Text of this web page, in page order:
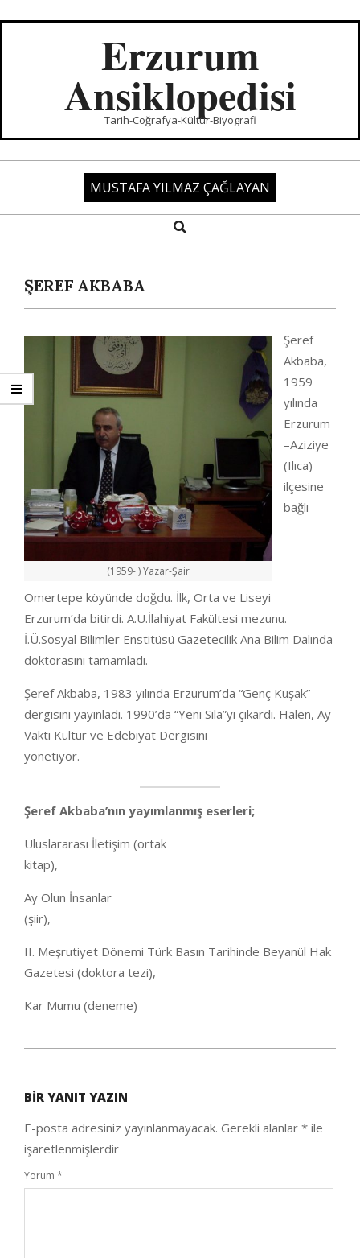
Erzurum
Ansiklopedisi
Tarih-Coğrafya-Kültür-Biyografi
MUSTAFA YILMAZ ÇAĞLAYAN
Search
ŞEREF AKBABA
(1959- ) Yazar-Şair
Şeref
Akbaba,
1959
yılında
Erzurum
–Aziziye
(Ilıca)
ilçesine
bağlı
Ömertepe köyünde doğdu. İlk, Orta ve Liseyi
Erzurum’da bitirdi. A.Ü.İlahiyat Fakültesi mezunu.
İ.Ü.Sosyal Bilimler Enstitüsü Gazetecilik Ana Bilim Dalında
doktorasını tamamladı.
Şeref Akbaba, 1983 yılında Erzurum’da “Genç Kuşak”
dergisini yayınladı. 1990’da “Yeni Sıla”yı çıkardı. Halen, Ay
Vakti Kültür ve Edebiyat Dergisini
yönetiyor.
Şeref Akbaba’nın yayımlanmış eserleri;
Uluslararası İletişim (ortak
Ay Olun İnsanlar
(şiir),
II. Meşrutiyet Dönemi Türk Basın Tarihinde Beyanül Hak
Gazetesi (doktora tezi),
Kar Mumu (deneme)
24
BIR YANIT YAZIN
E-posta adresiniz yayınlanmayacak. Gerekli alanlar * ile
işaretlenmişlerdir
Yorum *